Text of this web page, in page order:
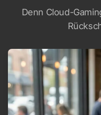
Denn Cloud-